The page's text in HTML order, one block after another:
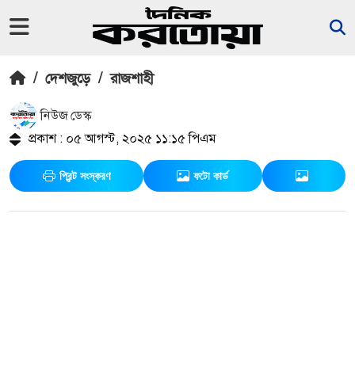
/ দেশজুড়ে / রাজশাহী
নিউজ ডেস্ক
প্রকাশ : ০৫ আগস্ট, ২০২৫ ১১:১৫ পিএম
প্রিন্ট সংস্করণ ফটো কার্ড